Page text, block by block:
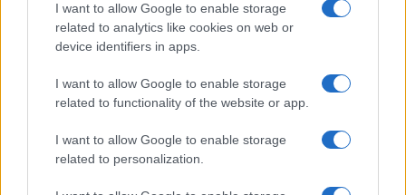
I want to allow Google to enable storage
related to analytics like cookies on web or
device identifiers in apps.
I want to allow Google to enable storage
related to functionality of the website or app.
I want to allow Google to enable storage
related to personalization.
EVENTI E AGENDA